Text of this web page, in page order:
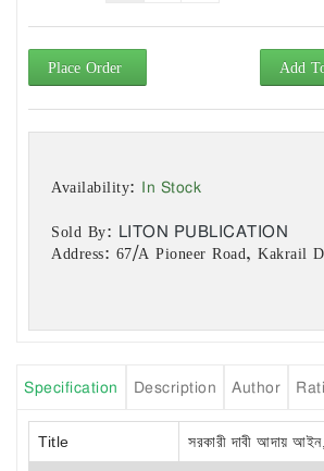
Place Order Add
Availability: In Stock
Sold By: LITON PUBLICATION
Address: 67/A Pioneer Road, Kakrail
Specification Description Author
Title সরকারী দাবী আদায়